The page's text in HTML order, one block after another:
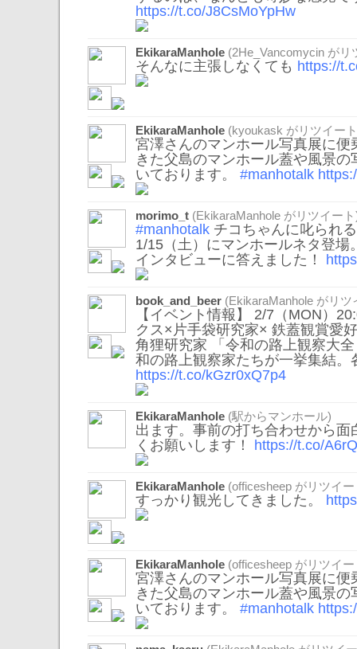
https://t.co/J8CsMoYpHw
EkikaraManhole (2He_Vancomycin がリ
そんなに主張しなくても https://
EkikaraManhole (kyoukask がリツイー
宮澤さんのマンホール写真展に便
きた父島のマンホール蓋や風景
いております。 #manhotalk
morimo_t (EkikaraManhole がリツイー
#manhotalk チコちゃんに叱られ
1/15（土）にマンホールネタ登場
インタビューに答えました！
book_and_beer (EkikaraManhole がリツ
【イベント情報】 2/7（MON）
クス×片手袋研究家× 鉄蓋観賞愛
角狸研究家 「令和の路上観察大
和の路上観察家たちが一挙集結
https://t.co/kGzr0xQ7p4
EkikaraManhole (駅からマンホール)
出ます。事前の打ち合わせから
くお願いします！ https://t.co/
EkikaraManhole (officesheep がリツイー
すっかり観光してきました。
EkikaraManhole (officesheep がリツイー
宮澤さんのマンホール写真展に便
きた父島のマンホール蓋や風景
いております。 #manhotalk